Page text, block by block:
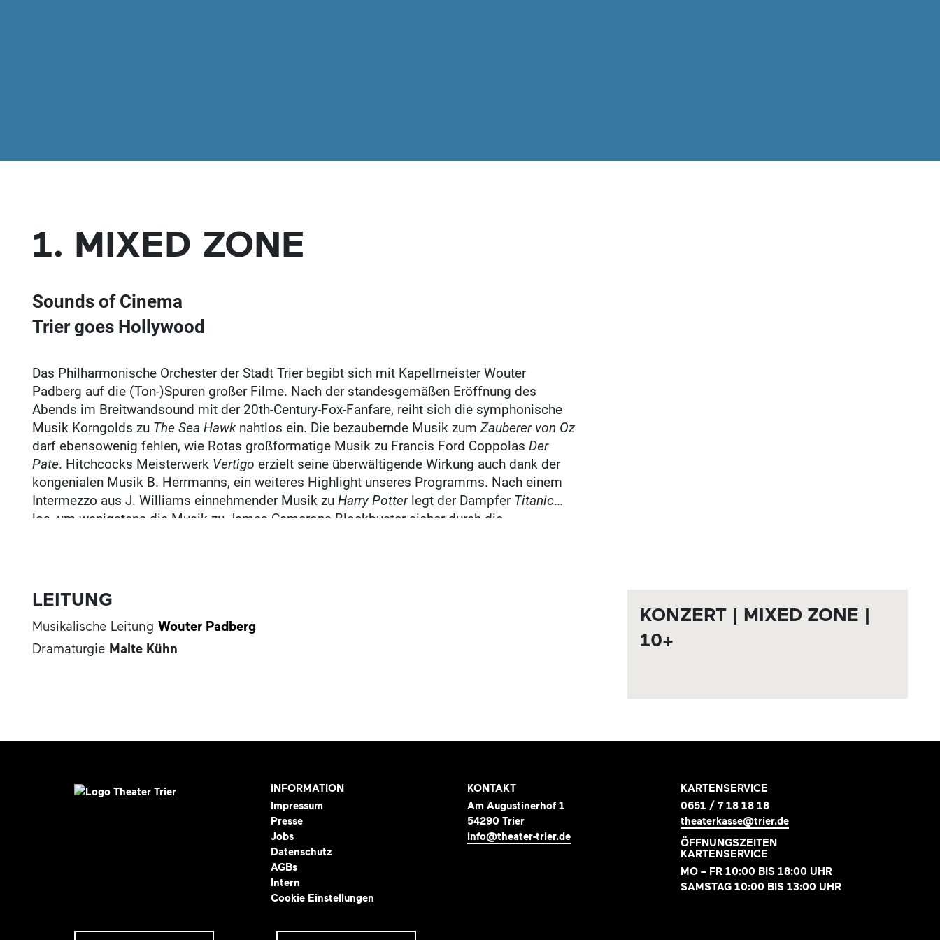
1. MIXED ZONE
Sounds of Cinema
Trier goes Hollywood
Das Philharmonische Orchester der Stadt Trier begibt sich mit Kapellmeister Wouter
Padberg auf die (Ton-)Spuren großer Filme. Nach der standesgemäßen Eröffnung des
Abends im Breitwandsound mit der 20th-Century-Fox-Fanfare, reiht sich die symphonische
Musik Korngolds zu The Sea Hawknahtlos ein. Die bezaubernde Musik zum Zauberer von Oz
darf ebensowenig fehlen, wie Rotas großformatige Musik zu Francis Ford Coppolas Der
Pate. Hitchcocks Meisterwerk Vertigo erzielt seine überwältigende Wirkung auch dank der
kongenialen Musik B. Herrmanns, ein weiteres Highlight unseres Programms. Nach einem
Intermezzo aus J. Williams einnehmender Musik zu Harry Potterlegt der Dampfer Titanic
los, um wenigstens die Musik zu James Camerons Blockbuster sicher durch die
LEITUNG
Musikalische Leitung Wouter Padberg
Dramaturgie Malte Kühn
KONZERT | MIXED ZONE |
10+
INFORMATION
Impressum
Presse
Jobs
Datenschutz
AGBs
Intern
Cookie Einstellungen
KONTAKT
Am Augustinerhof 1
54290 Trier
info@theater-trier.de
KARTENSERVICE
0651 / 7 18 18 18
theaterkasse@trier.de
ÖFFNUNGSZEITEN
KARTENSERVICE
MO – FR 10:00 BIS 18:00 UHR
SAMSTAG 10:00 BIS 13:00 UHR